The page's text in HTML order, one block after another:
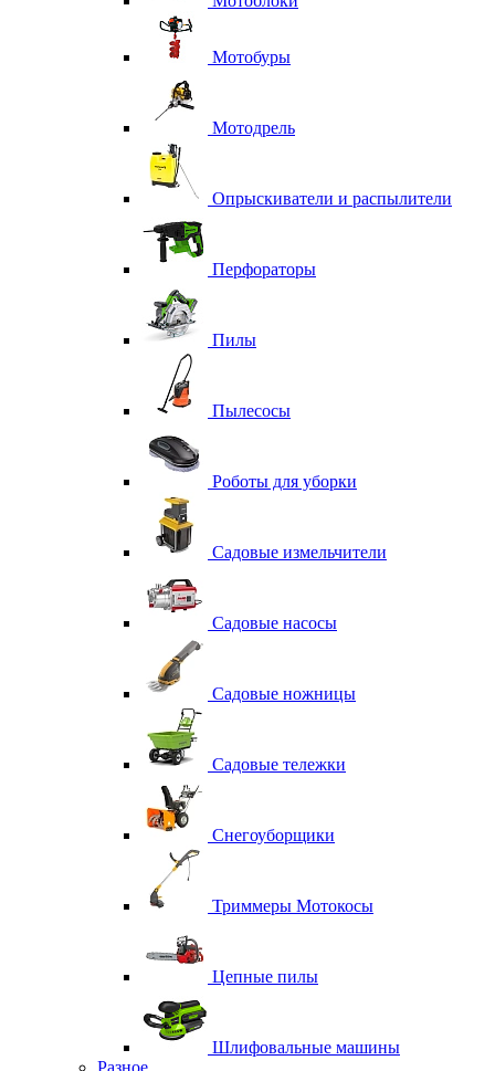
Мотобуры
Мотодрель
Опрыскиватели и распылители
Перфораторы
Пилы
Пылесосы
Роботы для уборки
Садовые измельчители
Садовые насосы
Садовые ножницы
Садовые тележки
Снегоуборщики
Триммеры Мотокосы
Цепные пилы
Шлифовальные машины
Разное